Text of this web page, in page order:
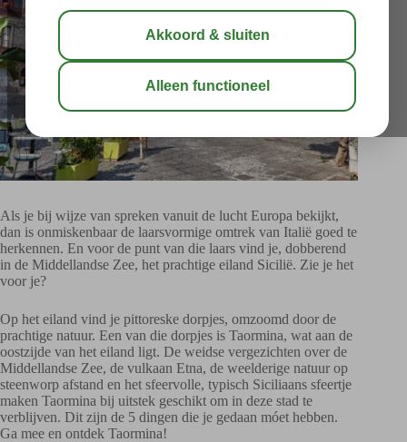
Als je bij wijze van spreken vanuit de lucht Europa bekijkt,
dan is onmiskenbaar de laarsvormige omtrek van Italië goed te
herkennen. En voor de punt van die laars vind je, dobberend
in de Middellandse Zee, het prachtige eiland Sicilië. Zie je het
voor je?
Op het eiland vind je pittoreske dorpjes, omzoomd door de
prachtige natuur. Een van die dorpjes is Taormina, wat aan de
oostzijde van het eiland ligt. De weidse vergezichten over de
Middellandse Zee, de vulkaan Etna, de weelderige natuur op
steenworp afstand en het sfeervolle, typisch Siciliaans sfeertje
maken Taormina bij uitstek geschikt om in deze stad te
verblijven. Dit zijn de 5 dingen die je gedaan móet hebben.
Ga mee en ontdek Taormina!